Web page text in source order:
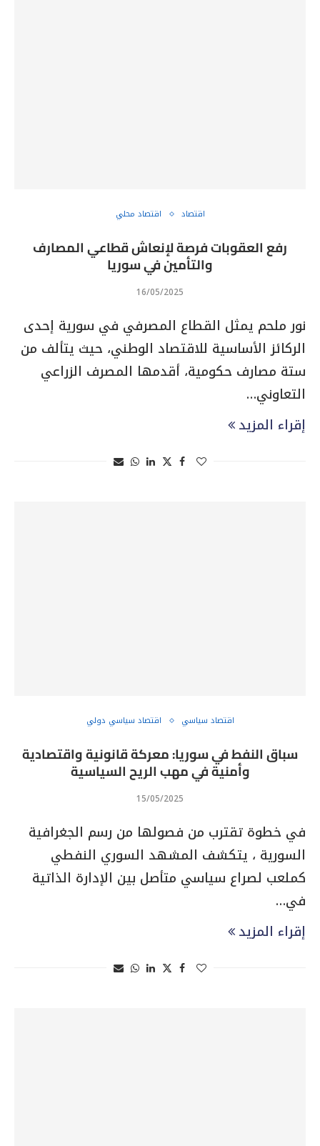
اقتصاد اقتصاد محلي
رفع العقوبات فرصة لإنعاش قطاعي المصارف
والتأمين في سوريا
16/05/2025
نور ملحم يمثل القطاع المصرفي في سورية إحدى
الركائز الأساسية للاقتصاد الوطني، حيث يتألف من
ستة مصارف حكومية، أقدمها المصرف الزراعي
التعاوني…
إقراء المزيد
اقتصاد سياسي اقتصاد سياسي دولي
سباق النفط في سوريا: معركة قانونية واقتصادية
وأمنية في مهب الريح السياسية
15/05/2025
في خطوة تقترب من فصولها من رسم الجغرافية
السورية ، يتكشف المشهد السوري النفطي
كملعب لصراع سياسي متأصل بين الإدارة الذاتية
في…
إقراء المزيد